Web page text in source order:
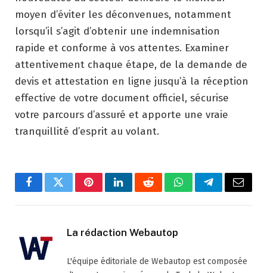
moyen d’éviter les déconvenues, notamment
lorsqu’il s’agit d’obtenir une indemnisation
rapide et conforme à vos attentes. Examiner
attentivement chaque étape, de la demande de
devis et attestation en ligne jusqu’à la réception
effective de votre document officiel, sécurise
votre parcours d’assuré et apporte une vraie
tranquillité d’esprit au volant.
FacebookTwitterPinterestLinkedInRedditWhatsAppTelegramEmail
La rédaction Webautop
L'équipe éditoriale de Webautop est composée